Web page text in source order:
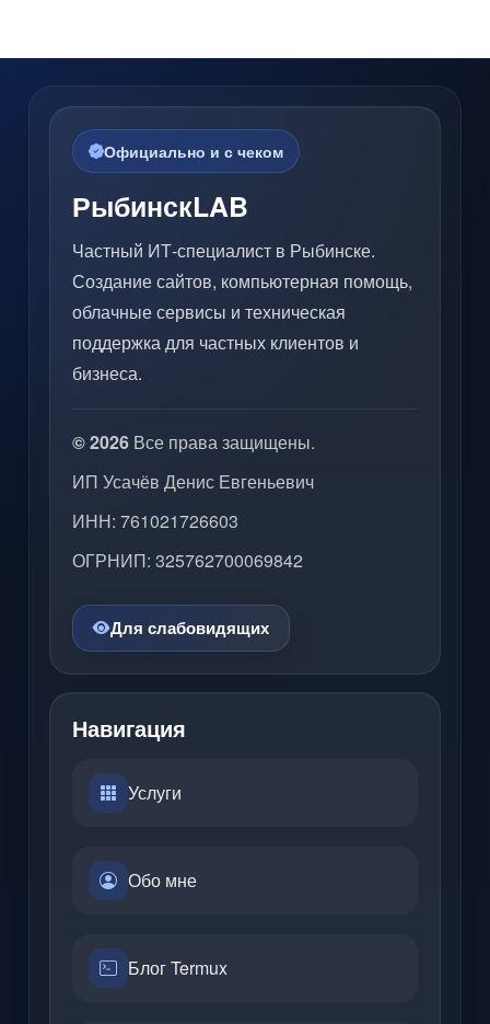
Официально и с чеком
РыбинскLAB
Частный ИТ-специалист в Рыбинске.
Создание сайтов, компьютерная помощь,
облачные сервисы и техническая
поддержка для частных клиентов и
бизнеса.
© 2026 Все права защищены.
ИП Усачёв Денис Евгеньевич
ИНН: 761021726603
ОГРНИП: 325762700069842
Для слабовидящих
Навигация
Услуги
Обо мне
Блог Termux